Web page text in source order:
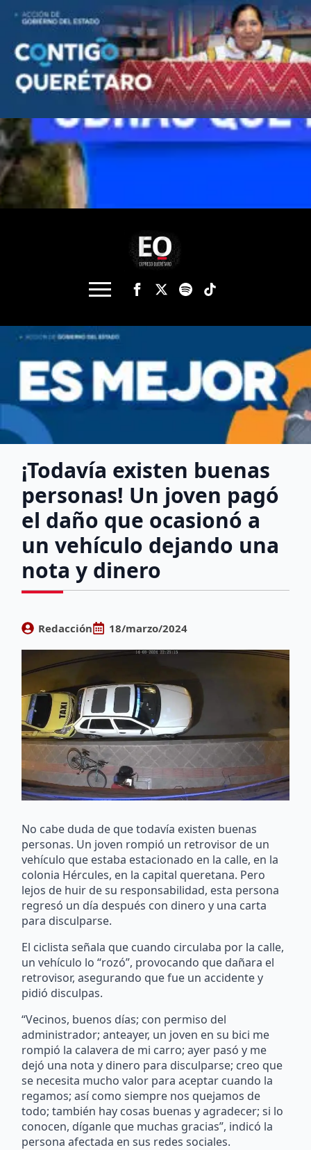
¡Todavía existen buenas
personas! Un joven pagó
el daño que ocasionó a
un vehículo dejando una
nota y dinero
Redacción 18/marzo/2024
No cabe duda de que todavía existen buenas
personas. Un joven rompió un retrovisor de un
vehículo que estaba estacionado en la calle, en la
colonia Hércules, en la capital queretana. Pero
lejos de huir de su responsabilidad, esta persona
regresó un día después con dinero y una carta
para disculparse.
El ciclista señala que cuando circulaba por la calle,
un vehículo lo “rozó”, provocando que dañara el
retrovisor, asegurando que fue un accidente y
pidió disculpas.
“Vecinos, buenos días; con permiso del
administrador; anteayer, un joven en su bici me
rompió la calavera de mi carro; ayer pasó y me
dejó una nota y dinero para disculparse; creo que
se necesita mucho valor para aceptar cuando la
regamos; así como siempre nos quejamos de
todo; también hay cosas buenas y agradecer; si lo
conocen, díganle que muchas gracias”, indicó la
persona afectada en sus redes sociales.